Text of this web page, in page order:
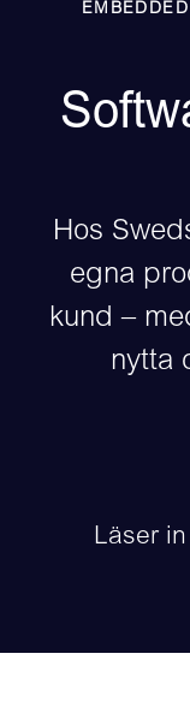
Hos
egna
kund –
nytta
Läser